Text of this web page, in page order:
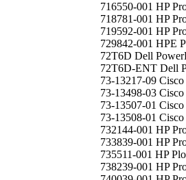
716550-001 HP
718781-001 HP
719592-001 HP
729842-001 HPE
72T6D Dell
72T6D-ENT Dell
73-13217-09
73-13498-03
73-13507-01
73-13508-01
732144-001 HP
733839-001 HP
735511-001 HP
738239-001 HP